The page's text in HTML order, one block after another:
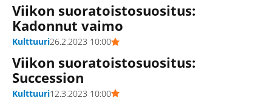
Viikon suoratoistosuositus:
Kadonnut vaimo
Kulttuuri26.2.2023 10:00
Viikon suoratoistosuositus:
Succession
Kulttuuri12.3.2023 10:00